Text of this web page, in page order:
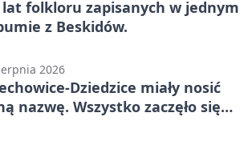
lat folkloru zapisanych w jednym
z Beskidów.
2026
Dziedzice miały nosić
nazwę. Wszystko zaczęło się